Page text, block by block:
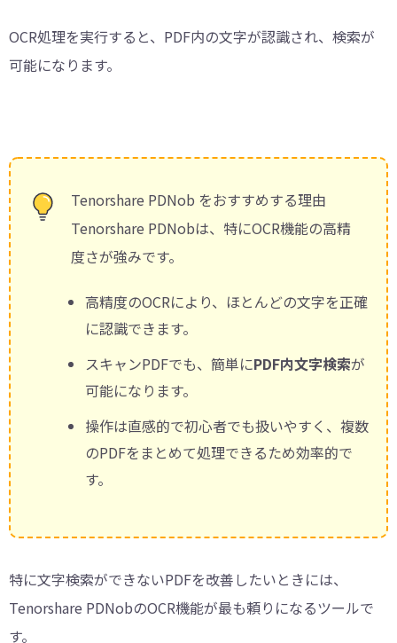
OCR処理を実行すると、PDF内の文字が認識され、検索が
可能になります。
Tenorshare PDNob をおすすめする理由
Tenorshare PDNobは、特にOCR機能の高精
度さが強みです。
高精度のOCRにより、ほとんどの文字を正確
に認識できます。
スキャンPDFでも、簡単にPDF内文字検索が
可能になります。
操作は直感的で初心者でも扱いやすく、複数
のPDFをまとめて処理できるため効率的で
す。
特に文字検索ができないPDFを改善したいときには、
Tenorshare PDNobのOCR機能が最も頼りになるツールで
す。